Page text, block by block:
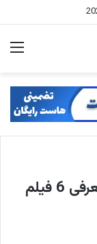
انجام بده
بهترین فیلم های جعفر پناهی: معرفی 6 فیلم